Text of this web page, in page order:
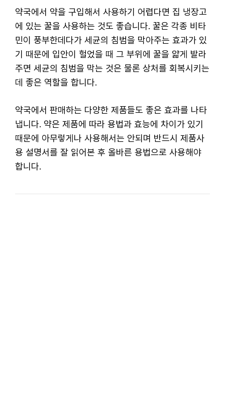
약국에서 약을 구입해서 사용하기 어렵다면 집 냉장고
에 있는 꿀을 사용하는 것도 좋습니다. 꿀은 각종 비타
민이 풍부한데다가 세균의 침범을 막아주는 효과가 있
기 때문에 입안이 헐었을 때 그 부위에 꿀을 얇게 발라
주면 세균의 침범을 막는 것은 물론 상처를 회복시키는
데 좋은 역할을 합니다.
약국에서 판매하는 다양한 제품들도 좋은 효과를 나타
냅니다. 약은 제품에 따라 용법과 효능에 차이가 있기
때문에 아무렇게나 사용해서는 안되며 반드시 제품사
용 설명서를 잘 읽어본 후 올바른 용법으로 사용해야
합니다.